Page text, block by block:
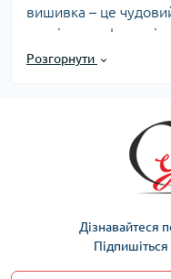
вишивка – це
терпіння та
великий вибір схем,
кожного віку
Тваринки та
Маленькі котики,
герої мультфільмів
задоволення від
Квіткові та
Розгорнути
Дізнавайтеся